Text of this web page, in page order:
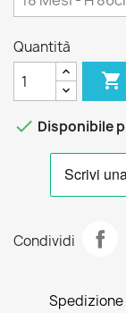
Quantità

 Disponibile
Condividi
Spedizione